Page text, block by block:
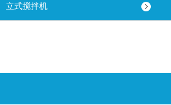
立式搅拌机